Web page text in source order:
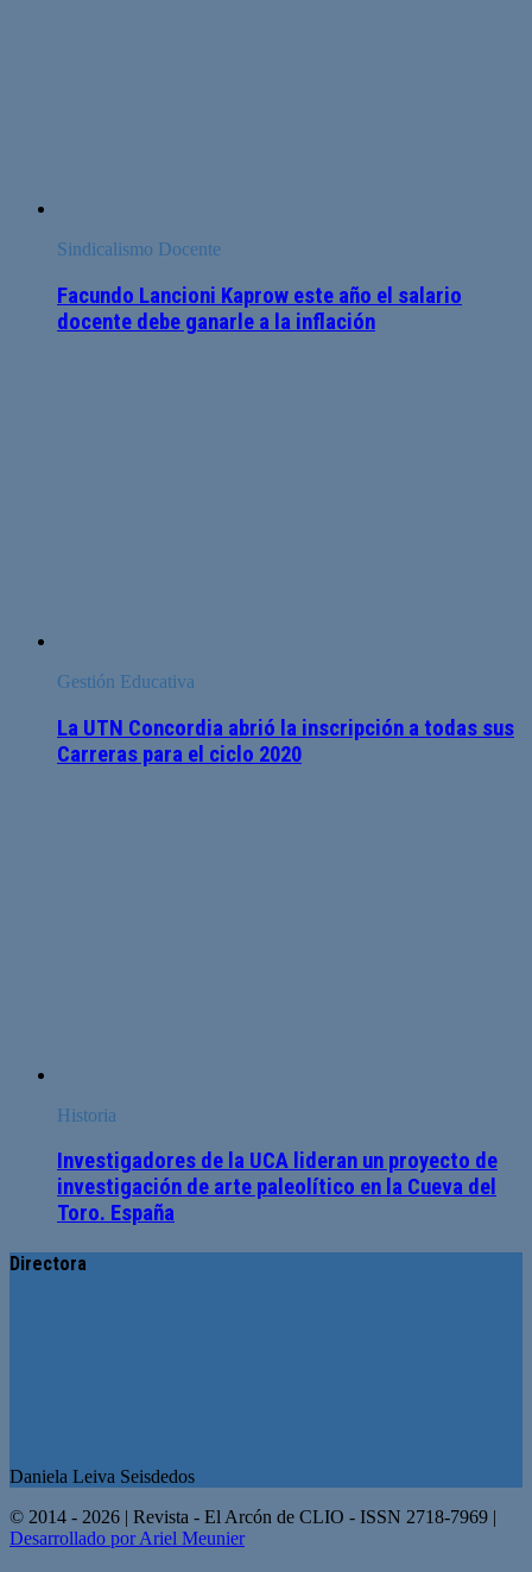
Sindicalismo Docente
Facundo Lancioni Kaprow este año el salario
docente debe ganarle a la inflación
Gestión Educativa
La UTN Concordia abrió la inscripción a todas sus
Carreras para el ciclo 2020
Historia
Investigadores de la UCA lideran un proyecto de
investigación de arte paleolítico en la Cueva del
Toro. España
Directora
Daniela Leiva Seisdedos
© 2014 - 2026 | Revista - El Arcón de CLIO - ISSN 2718-7969 |
Desarrollado por Ariel Meunier